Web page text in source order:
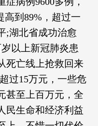
高到89%，超过一
;湖北省成功治愈
以上新冠肺炎患
死亡线上抢救回来
过15万元，一些危
甚至上百万元，全
生命和经济利益